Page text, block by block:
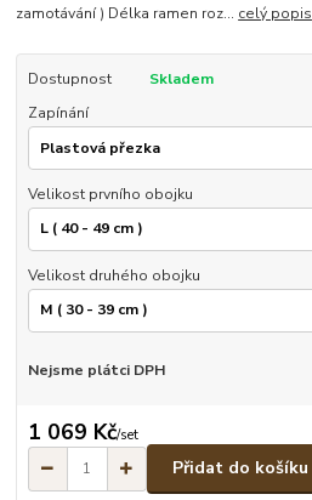
zamotávání ) Délka ramen roz... celý popis
Dostupnost
Skladem
Zapínání
Velikost prvního obojku
Velikost druhého obojku
Nejsme plátci DPH
1 069 Kč/set
Přidat do košíku